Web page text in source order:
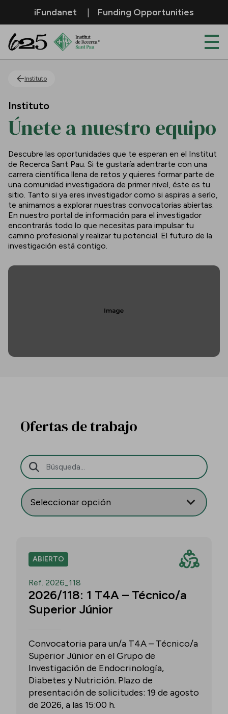
Saltar al contenido principal
iFundanet Funding Opportunities
Instituto
Instituto
Únete a nuestro equipo
Descubre las oportunidades que te esperan en el Institut
de Recerca Sant Pau. Si te gustaría adentrarte con una
carrera científica llena de retos y quieres formar parte de
una comunidad investigadora de primer nivel, éste es tu
sitio. Tanto si ya eres investigador como si aspiras a serlo,
te animamos a explorar nuestras convocatorias abiertas.
En nuestro portal de información para el investigador
encontrarás todo lo que necesitas para impulsar tu
camino profesional y realizar tu potencial. El futuro de la
investigación está contigo.
Ofertas de trabajo
Barra de búsqueda
ABIERTO
Ref. 2026_118
2026/118: 1 T4A – Técnico/a
Superior Júnior
Convocatoria para un/a T4A – Técnico/a
Superior Júnior en el Grupo de
Investigación de Endocrinología,
Diabetes y Nutrición. Plazo de
presentación de solicitudes: 19 de agosto
de 2026, a las 15:00 h.